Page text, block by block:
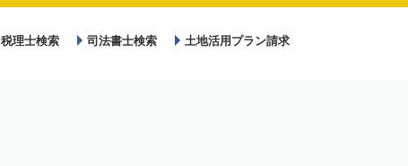
税理士検索 司法書士検索 土地活用プラン請求